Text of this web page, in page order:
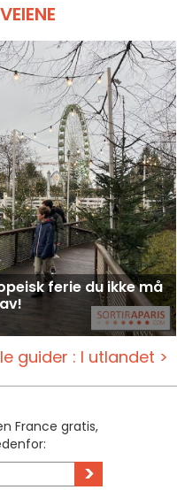
ferie du ikke må
guider : I utlandet >
France gratis,
>